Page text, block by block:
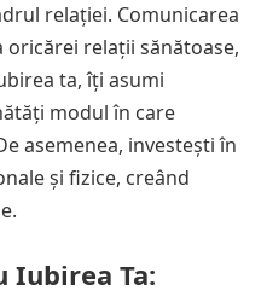
relației. Comunicarea
oricărei relații sănătoase,
ta, îți asumi
modul în care
asemenea, investești în
și fizice, creând
Iubirea Ta: